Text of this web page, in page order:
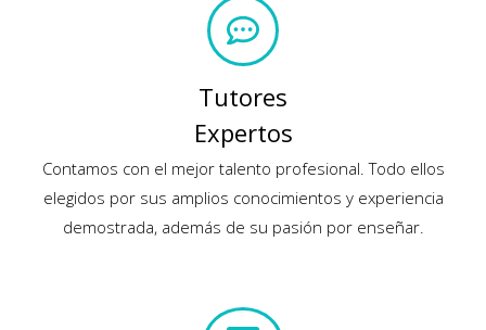
Tutores
Expertos
Contamos con el mejor talento profesional. Todo ellos
elegidos por sus amplios conocimientos y experiencia
demostrada, además de su pasión por enseñar.